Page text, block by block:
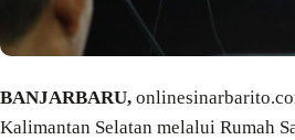
BANJARBARU,
Kalimantan Selatan melalui Rumah